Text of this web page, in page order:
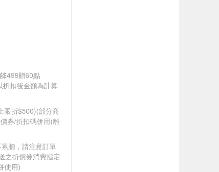
$499贈60點
扣後金額為計算
限折$500)(部分商
券/折扣碼併用)離
贈，請注意訂單
之折價券消費指定
使用)